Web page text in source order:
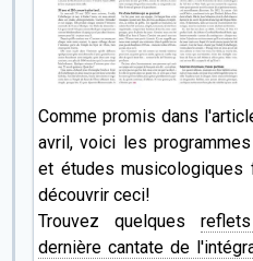
Comme promis dans
avril, voici les
et études
découvrir ceci!
Trouvez quelques
dernière cantate de